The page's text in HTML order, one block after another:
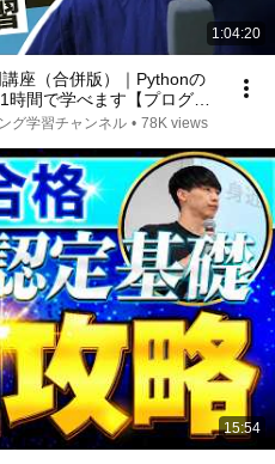
1:04:20
講座（合併版）｜Pythonの
間で学べます【プログラ
】
グ学習チャンネル • 78K views
15:54